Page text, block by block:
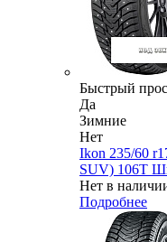
Быстрый
Да
Зимние
Нет
Ikon 235/60
SUV) 106T
Нет в
Подробнее